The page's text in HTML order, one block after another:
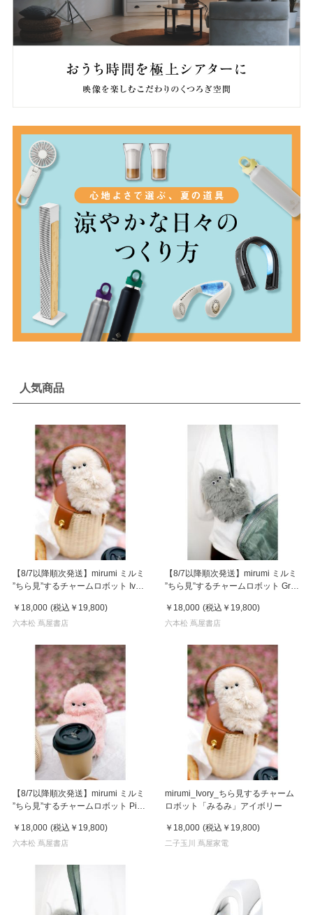
人気商品
【8/7以降順次発送】mirumi ミルミ
”ちら見”するチャームロボット Ivory
￥18,000 (税込 ￥19,800)
六本松 蔦屋書店
【8/7以降順次発送】mirumi ミルミ
”ちら見”するチャームロボット Gray
￥18,000 (税込 ￥19,800)
六本松 蔦屋書店
【8/7以降順次発送】mirumi ミルミ
”ちら見”するチャームロボット Pink
￥18,000 (税込 ￥19,800)
六本松 蔦屋書店
mirumi_Ivory_ちら見するチャーム
ロボット「みるみ」アイボリー
￥18,000 (税込 ￥19,800)
二子玉川 蔦屋家電